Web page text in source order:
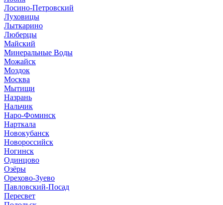
Лосино-Петровский
Луховицы
Лыткарино
Люберцы
Майский
Минеральные Воды
Можайск
Моздок
Москва
Мытищи
Назрань
Нальчик
Наро-Фоминск
Нарткала
Новокубанск
Новороссийск
Ногинск
Одинцово
Озёры
Орехово-Зуево
Павловский-Посад
Пересвет